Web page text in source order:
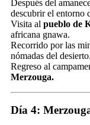
Después del
descubrir el entorno
Visita al pueblo de
africana gnawa.
Recorrido por las
nómadas del desierto.
Regreso al
Merzouga.
Día 4: